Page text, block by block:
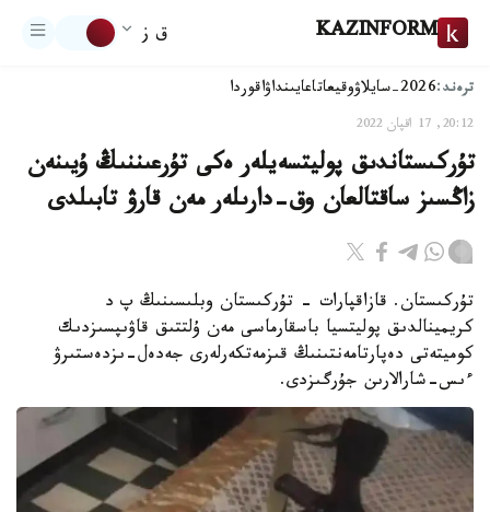
KAZINFORM ق ز
ترەند:2026-سايلاۋ وقيعاتاعايىنداۋاقوردا
20:12, 17 اقپان 2022
تۇركىستاندىق پوليتسەيلەر ەكى تۇرعىننىڭ ۇيىنەن
زاڭسىز ساقتالعان وق-دارىلەر مەن قارۋ تابىلدى
تۇركىستان. قازاقپارات - تۇركىستان وبلىسىنىڭ پ د
كريمينالدىق پوليتسيا باسقارماسى مەن ۇلتتىق قاۋىپسىزدىك
كوميتەتى دەپارتامەنتىنىڭ قىزمەتكەرلەرى جەدەل-ىزدەستىرۋ
ءىس-شارالارىن جۇرگىزدى.